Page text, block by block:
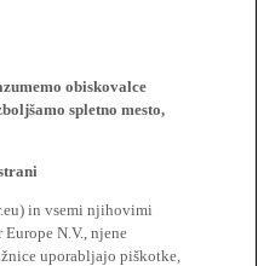
obiskovalce
spletno mesto,
in vsemi njihovimi
N.V., njene
uporabljajo piškotke,